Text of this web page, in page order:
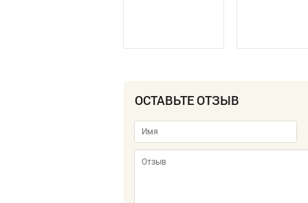
ОСТАВЬТЕ ОТЗЫВ